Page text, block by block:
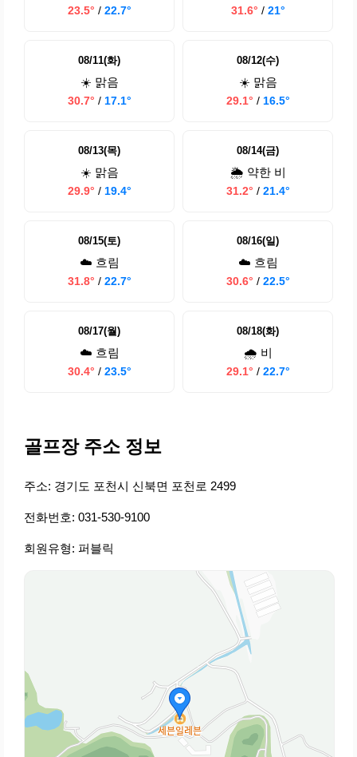
23.5° / 22.7° 31.6° / 21°
08/11(화)
☀️ 맑음
30.7° / 17.1°
08/12(수)
☀️ 맑음
29.1° / 16.5°
08/13(목)
☀️ 맑음
29.9° / 19.4°
08/14(금)
🌦️ 약한 비
31.2° / 21.4°
08/15(토)
☁️ 흐림
31.8° / 22.7°
08/16(일)
☁️ 흐림
30.6° / 22.5°
08/17(월)
☁️ 흐림
30.4° / 23.5°
08/18(화)
🌧️ 비
29.1° / 22.7°
골프장 주소 정보
주소: 경기도 포천시 신북면 포천로 2499
전화번호: 031-530-9100
회원유형: 퍼블릭